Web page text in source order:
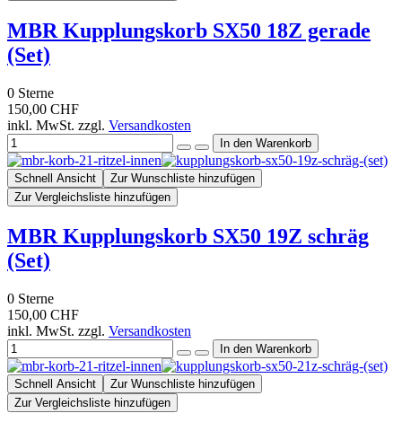
MBR Kupplungskorb SX50 18Z gerade
(Set)
0 Sterne
150,00 CHF
inkl. MwSt. zzgl. Versandkosten
Schnell Ansicht
Zur Wunschliste hinzufügen
Zur Vergleichsliste hinzufügen
MBR Kupplungskorb SX50 19Z schräg
(Set)
0 Sterne
150,00 CHF
inkl. MwSt. zzgl. Versandkosten
Schnell Ansicht
Zur Wunschliste hinzufügen
Zur Vergleichsliste hinzufügen